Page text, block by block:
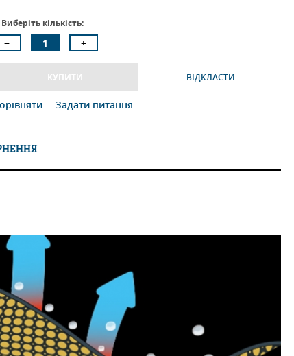
кількість:
КУПИТИ ВІДКЛАСТИ
Задати питання